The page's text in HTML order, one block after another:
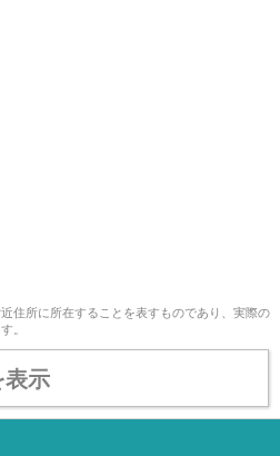
住所に所在することを表すものであり、実際の
。
表示